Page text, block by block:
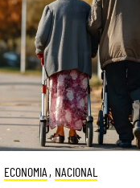
ECONOMIA , NACIONAL